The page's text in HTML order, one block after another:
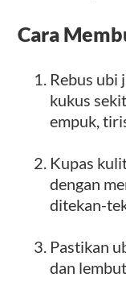
Cara
Rebus ubi
kukus
empuk,
Kupas
dengan
ditekan-
Pastikan
dan